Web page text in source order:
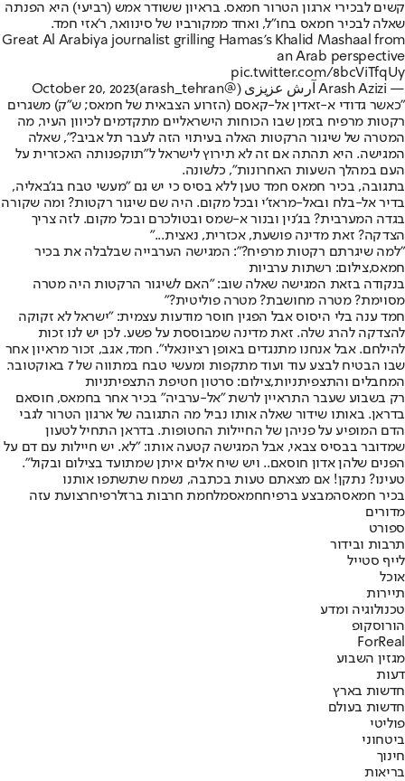
קשים לבכירי ארגון הטרור חמאס. בראיון ששודר אמש (רביעי) היא הפנתה
שאלה לבכיר חמאס בחו"ל, ואחד ממקורביו של סינוואר, ר'אזי חמד.
Great Al Arabiya journalist grilling Hamas’s Khalid Mashaal from
an Arab perspective
pic.twitter.com/8bcViTfqUy
— Arash Azizi آرش عزیزی (@arash_tehran)
October 20, 2023
"כאשר גדודי א-זאדין אל-קאסם (הזרוע הצבאית של חמאס; ש"ק) משגרים
רקטות מרפיח בזמן שבו הכוחות הישראליים מתקדמים לכיוון העיר, מה
המטרה של שיגור הרקטות האלה בעיתוי הזה לעבר תל אביב?", שאלה
המגישה. היא תהתה אם זה לא תירוץ לישראל ל"תוקפנותה האכזרית על
העם במהלך השעות האחרונות", כלשונה.
בתגובה, בכיר חמאס חמד טען ללא בסיס כי יש גם "מעשי טבח בג'באליה,
בדיר אל-בלח ובאל-מראז'י ובכל מקום. היה שם שיגור רקטות? ומה שקורה
בגדה המערבית? בג'נין ובנור א-שמס ובטולכרם ובכל מקום. לזה צריך
הצדקה? זאת מדינה פושעת, אכזרית, נאצית..."
"למה שיגרתם רקטות מרפיח?": המגישה הערבייה שבלבלה את בכיר
חמאס,צילום: רשתות ערביות
בנקודה בזאת המגישה שאלה שוב: "האם לשיגור הרקטות היה מטרה
מסוימת? מטרה מחושבת? מטרה פוליטית?"
חמד ענה בלי היסוס אבל הפגין חוסר מודעות עצמית: "ישראל לא זקוקה
להצדקה להרג שלה. זאת מדינה שמבוססת על פשע. לכן יש לנו זכות
להילחם. אבל אנחנו מתנגדים באופן רציונאלי". חמד, אגב, זכור מראיון אחר
שבו הבטיח לבצע עוד ועוד מתקפות ומעשי טבח במתווה של 7 באוקטובר.
המחבלים והתצפיתניות,צילום: סרטון חטיפת התצפיתניות
רק בשבוע שעבר התראיין לרשת "אל-ערביה" בכיר אחר בחמאס, חוסאם
בדראן. באותו שידור שאלה אותו נביל מה התגובה של ארגון הטרור לגבי
הדם המופיע על פניהן של החיילות החטופות. בדראן התחיל לטעון
שמדובר בבסיס צבאי, אבל המגישה קטעה אותו: "לא. יש חיילות עם דם על
הפנים שלהן אדון חוסאם.. ויש שיח אלים איתן שמתועד בצילום ובקול".
טעינו? נתקן! אם מצאתם טעות בכתבה, נשמח שתשתפו אותנו
בכיר חמאסהמבצע ברפיחחמאסמלחמת חרבות ברזלרפיחרצועת עזה
מדורים
ספורט
תרבות ובידור
לייף סטייל
אוכל
תיירות
טכנולוגיה ומדע
הורוסקופ
ForReal
מגזין השבוע
דעות
חדשות בארץ
חדשות בעולם
פוליטי
ביטחוני
חינוך
בריאות